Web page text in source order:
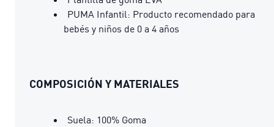
PUMA Infantil: Producto recomendado para
bebés y niños de 0 a 4 años
COMPOSICIÓN Y MATERIALES
Suela: 100% Goma